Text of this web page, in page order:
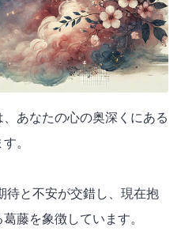
、あなたの心の奥深くにある
。
待と不安が交錯し、現在抱
藤を象徴しています。